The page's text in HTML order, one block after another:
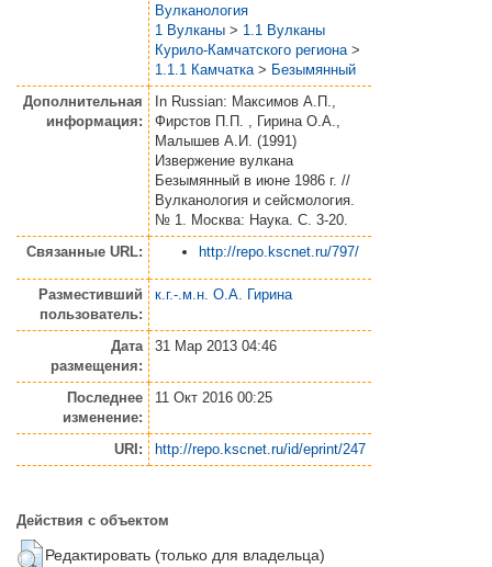
Вулканология
1 Вулканы > 1.1 Вулканы
Курило-Камчатского региона >
1.1.1 Камчатка > Безымянный
Дополнительная
информация:
In Russian: Максимов А.П.,
Фирстов П.П. , Гирина О.А.,
Малышев А.И. (1991)
Извержение вулкана
Безымянный в июне 1986 г. //
Вулканология и сейсмология.
№ 1. Москва: Наука. С. 3-20.
Связанные URL:
http://repo.kscnet.ru/797/
Разместивший
пользователь:
к.г.-.м.н. О.А. Гирина
Дата
размещения:
31 Мар 2013 04:46
Последнее
изменение:
11 Окт 2016 00:25
URI: http://repo.kscnet.ru/id/eprint/247
Действия с объектом
Редактировать (только для владельца)